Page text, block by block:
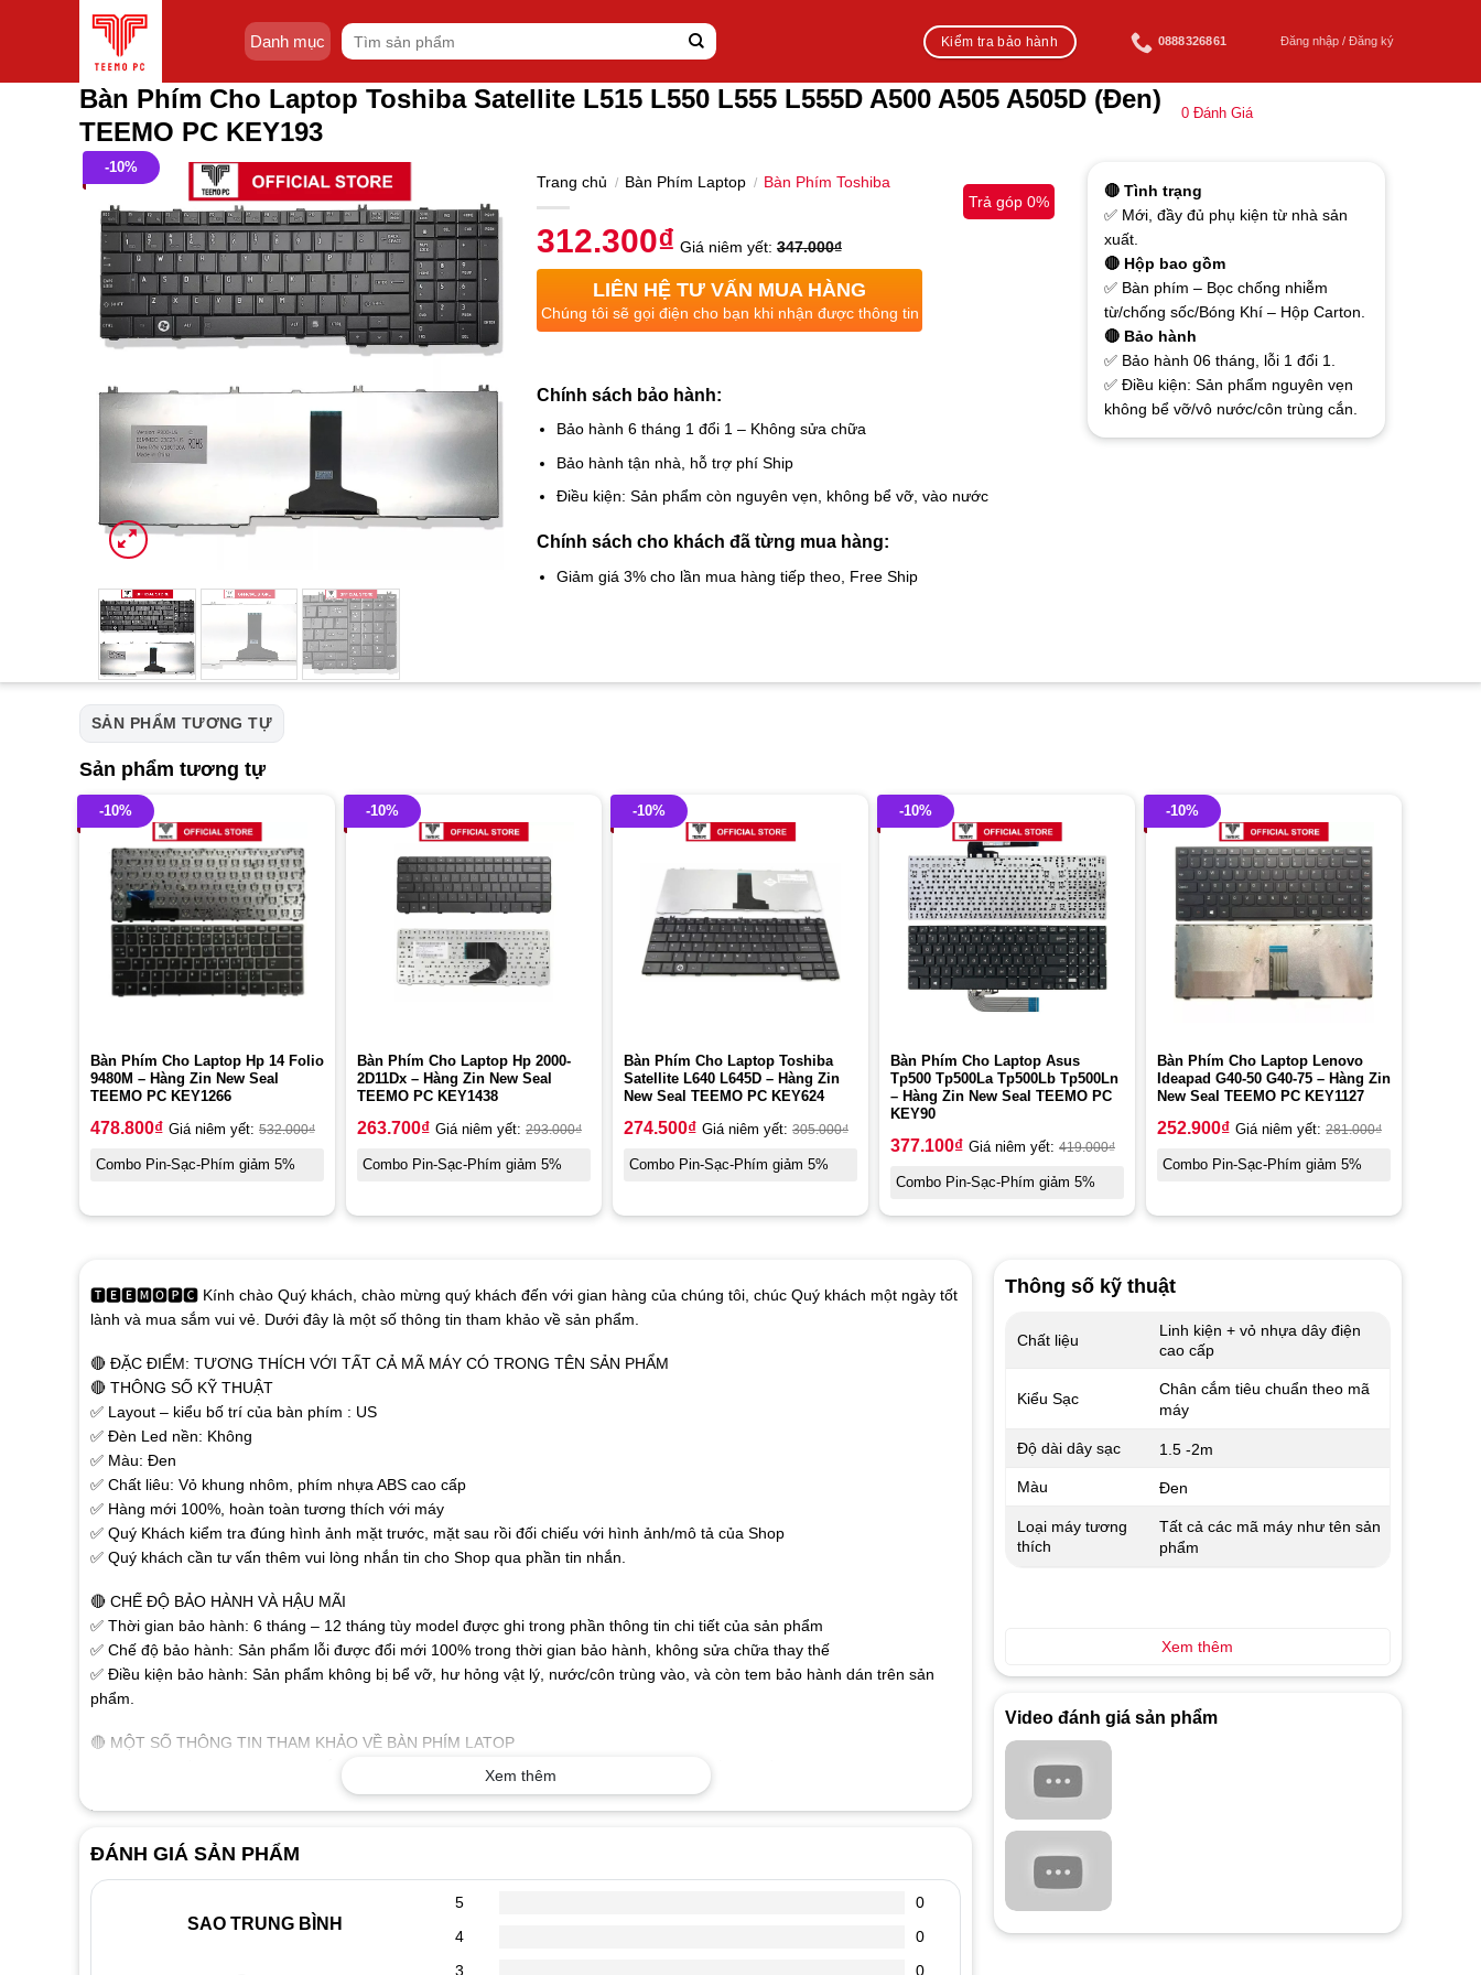
Danh mục
Tìm
kiếm:
Kiểm tra bảo hành 0888326861 Đăng nhập / Đăng ký
Bàn Phím Cho Laptop Toshiba Satellite L515 L550 L555 L555D A500 A505 A505D (Đen)
TEEMO PC KEY193
0 Đánh Giá
-10%
Trang chủ / Bàn Phím Laptop / Bàn Phím Toshiba
312.300₫ Giá niêm yết: 347.000₫
Trả góp 0%
LIÊN HỆ TƯ VẤN MUA HÀNG
Chúng tôi sẽ gọi điện cho bạn khi nhận được thông tin
Chính sách bảo hành:
Bảo hành 6 tháng 1 đổi 1 – Không sửa chữa
Bảo hành tận nhà, hỗ trợ phí Ship
Điều kiện: Sản phẩm còn nguyên vẹn, không bể vỡ, vào nước
Chính sách cho khách đã từng mua hàng:
Giảm giá 3% cho lần mua hàng tiếp theo, Free Ship
🔴 Tình trạng
✅ Mới, đầy đủ phụ kiện từ nhà sản
xuất.
🔴 Hộp bao gồm
✅ Bàn phím – Bọc chống nhiễm
từ/chống sốc/Bóng Khí – Hộp Carton.
🔴 Bảo hành
✅ Bảo hành 06 tháng, lỗi 1 đổi 1.
✅ Điều kiện: Sản phẩm nguyên vẹn
không bể vỡ/vô nước/côn trùng cắn.
SẢN PHẨM TƯƠNG TỰ
Sản phẩm tương tự
-10%
Bàn Phím Cho Laptop Hp 14 Folio
9480M – Hàng Zin New Seal
TEEMO PC KEY1266
478.800₫ Giá niêm yết: 532.000₫
Combo Pin-Sạc-Phím giảm 5%
-10%
Bàn Phím Cho Laptop Hp 2000-
2D11Dx – Hàng Zin New Seal
TEEMO PC KEY1438
263.700₫ Giá niêm yết: 293.000₫
Combo Pin-Sạc-Phím giảm 5%
-10%
Bàn Phím Cho Laptop Toshiba
Satellite L640 L645D – Hàng Zin
New Seal TEEMO PC KEY624
274.500₫ Giá niêm yết: 305.000₫
Combo Pin-Sạc-Phím giảm 5%
-10%
Bàn Phím Cho Laptop Asus
Tp500 Tp500La Tp500Lb Tp500Ln
– Hàng Zin New Seal TEEMO PC
KEY90
377.100₫ Giá niêm yết: 419.000₫
Combo Pin-Sạc-Phím giảm 5%
-10%
Bàn Phím Cho Laptop Lenovo
Ideapad G40-50 G40-75 – Hàng Zin
New Seal TEEMO PC KEY1127
252.900₫ Giá niêm yết: 281.000₫
Combo Pin-Sạc-Phím giảm 5%
🆃🅴🅴🅼🅾🅿🅲 Kính chào Quý khách, chào mừng quý khách đến với gian hàng của chúng tôi, chúc Quý khách một ngày tốt
lành và mua sắm vui vẻ. Dưới đây là một số thông tin tham khảo về sản phẩm.
🔴 ĐẶC ĐIỂM: TƯƠNG THÍCH VỚI TẤT CẢ MÃ MÁY CÓ TRONG TÊN SẢN PHẨM
🔴 THÔNG SỐ KỸ THUẬT
✅ Layout – kiểu bố trí của bàn phím : US
✅ Đèn Led nền: Không
✅ Màu: Đen
✅ Chất liêu: Vỏ khung nhôm, phím nhựa ABS cao cấp
✅ Hàng mới 100%, hoàn toàn tương thích với máy
✅ Quý Khách kiểm tra đúng hình ảnh mặt trước, mặt sau rồi đối chiếu với hình ảnh/mô tả của Shop
✅ Quý khách cần tư vấn thêm vui lòng nhắn tin cho Shop qua phần tin nhắn.
🔴 CHẾ ĐỘ BẢO HÀNH VÀ HẬU MÃI
✅ Thời gian bảo hành: 6 tháng – 12 tháng tùy model được ghi trong phần thông tin chi tiết của sản phẩm
✅ Chế độ bảo hành: Sản phẩm lỗi được đổi mới 100% trong thời gian bảo hành, không sửa chữa thay thế
✅ Điều kiện bảo hành: Sản phẩm không bị bể vỡ, hư hỏng vật lý, nước/côn trùng vào, và còn tem bảo hành dán trên sản
phẩm.
🔴 MỘT SỐ THÔNG TIN THAM KHẢO VỀ BÀN PHÍM LATOP
✅ Các chữ, số trên phím được khắc nổi bằng công nghệ cao nên không lo bị nhòe hay mất nét, bền bỉ với thời gian.
✅ Sử dụng đầu cáp thông dụng dành cho laptop, người dùng có thể kết nối bàn phím với máy tính và sử dụng ngay mà
không cần phải cài đặt. Sản phẩm tương thích tốt với tất cả hệ điều hành hiện nay.
✅ Thiết kế như bàn phím gốc, tháo ra là thay được ngay. Phím có độ nhạy và độ nảy tốt giúp gõ nhanh và chính xác
🔴 DẤU HIỆU NHẬN BIẾT KHI BÀN PHÍM LAPTOP BỊ HỎNG
✅ Khi đánh máy màn hình xuất hiện các ký tự lạ như: hhhhhhhhh, mmmmmm……… xuất hiện liền mạch.
✅ Liệt phím biểu hiện có phím đánh được có phím không đánh được. Có lúc đánh thì hiện ra chữ có lúc đánh không hiện ra
Xem thêm
ĐÁNH GIÁ SẢN PHẨM
SAO TRUNG BÌNH
5
0
4
0
3
0
Thông số kỹ thuật
Chất liệu
Linh kiện + vỏ nhựa dây điện
cao cấp
Kiểu Sạc
Chân cắm tiêu chuẩn theo mã
máy
Độ dài dây sạc 1.5 -2m
Màu Đen
Loại máy tương
thích
Tất cả các mã máy như tên sản
phẩm
Xem thêm
Video đánh giá sản phẩm